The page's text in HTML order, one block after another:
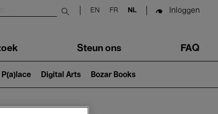
Submit search
EN FR NL Inloggen
Steun ons FAQ
P(a)lace Digital Arts Bozar Books